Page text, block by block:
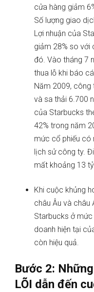
cửa hàng giảm
Số lượng giao
Lợi nhuận của
giảm 28% so với
đó. Vào tháng 7
thua lỗ khi báo
Năm 2009,
và sa thải 6.700
của Starbucks
42% trong năm
mức cổ phiếu có
lịch sử công ty.
mất khoảng 13
Khi cuộc khủng
châu Âu và châu
Starbucks ở mức
doanh hiện tại
còn hiệu quả.
Bước 2:
LÕI dẫn đến